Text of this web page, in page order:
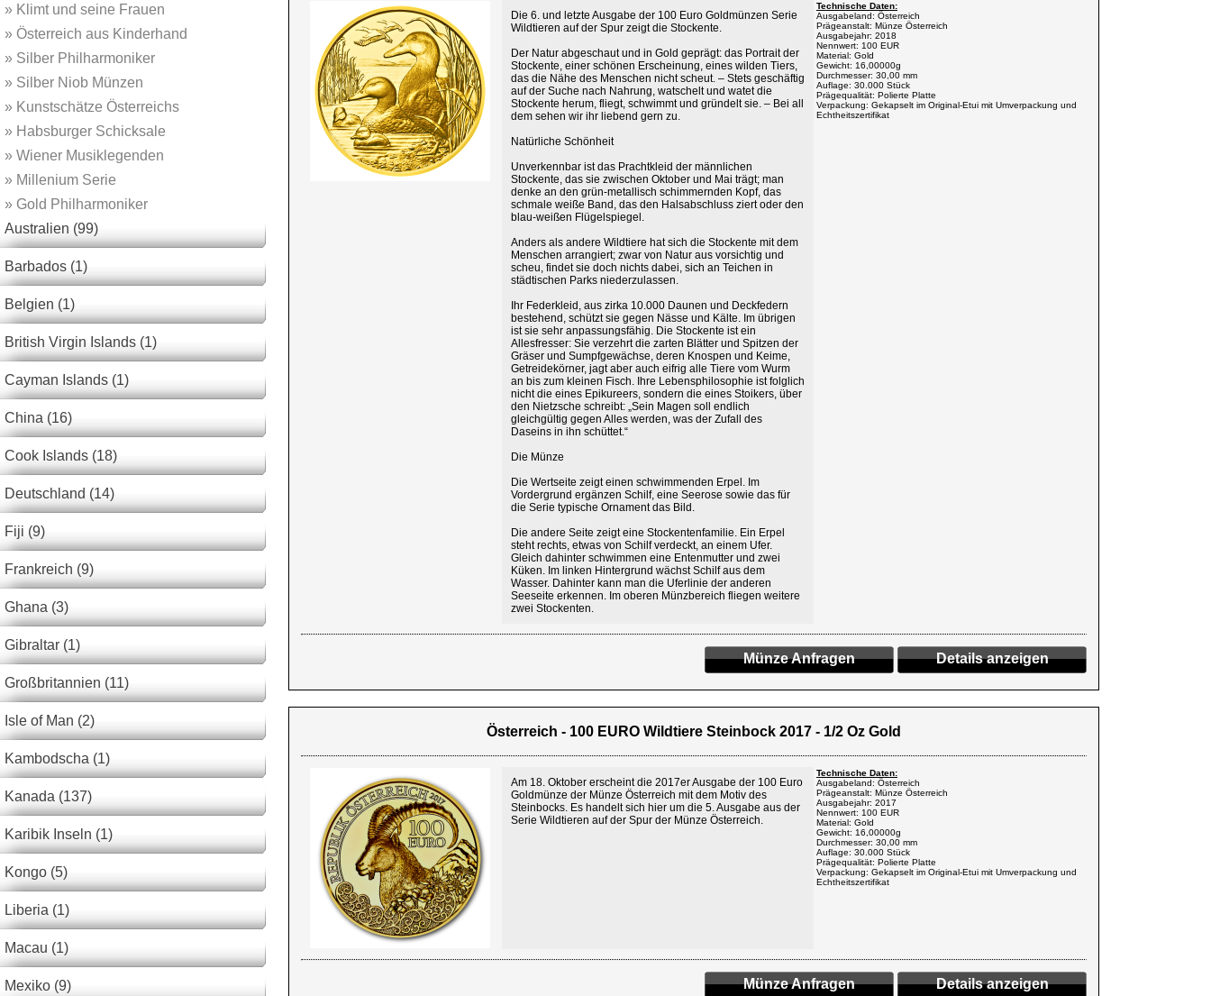
» Klimt und seine Frauen
» Österreich aus Kinderhand
» Silber Philharmoniker
» Silber Niob Münzen
» Kunstschätze Österreichs
» Habsburger Schicksale
» Wiener Musiklegenden
» Millenium Serie
» Gold Philharmoniker
Australien (99)
Barbados (1)
Belgien (1)
British Virgin Islands (1)
Cayman Islands (1)
China (16)
Cook Islands (18)
Deutschland (14)
Fiji (9)
Frankreich (9)
Ghana (3)
Gibraltar (1)
Großbritannien (11)
Isle of Man (2)
Kambodscha (1)
Kanada (137)
Karibik Inseln (1)
Kongo (5)
Liberia (1)
Macau (1)
Mexiko (9)
Die 6. und letzte Ausgabe der 100 Euro Goldmünzen Serie
Wildtieren auf der Spur zeigt die Stockente.
Der Natur abgeschaut und in Gold geprägt: das Portrait der
Stockente, einer schönen Erscheinung, eines wilden Tiers,
das die Nähe des Menschen nicht scheut. – Stets geschäftig
auf der Suche nach Nahrung, watschelt und watet die
Stockente herum, fliegt, schwimmt und gründelt sie. – Bei all
dem sehen wir ihr liebend gern zu.
Natürliche Schönheit
Unverkennbar ist das Prachtkleid der männlichen
Stockente, das sie zwischen Oktober und Mai trägt; man
denke an den grün-metallisch schimmernden Kopf, das
schmale weiße Band, das den Halsabschluss ziert oder den
blau-weißen Flügelspiegel.
Anders als andere Wildtiere hat sich die Stockente mit dem
Menschen arrangiert; zwar von Natur aus vorsichtig und
scheu, findet sie doch nichts dabei, sich an Teichen in
städtischen Parks niederzulassen.
Ihr Federkleid, aus zirka 10.000 Daunen und Deckfedern
bestehend, schützt sie gegen Nässe und Kälte. Im übrigen
ist sie sehr anpassungsfähig. Die Stockente ist ein
Allesfresser: Sie verzehrt die zarten Blätter und Spitzen der
Gräser und Sumpfgewächse, deren Knospen und Keime,
Getreidekörner, jagt aber auch eifrig alle Tiere vom Wurm
an bis zum kleinen Fisch. Ihre Lebensphilosophie ist folglich
nicht die eines Epikureers, sondern die eines Stoikers, über
den Nietzsche schreibt: „Sein Magen soll endlich
gleichgültig gegen Alles werden, was der Zufall des
Daseins in ihn schüttet.“
Die Münze
Die Wertseite zeigt einen schwimmenden Erpel. Im
Vordergrund ergänzen Schilf, eine Seerose sowie das für
die Serie typische Ornament das Bild.
Die andere Seite zeigt eine Stockentenfamilie. Ein Erpel
steht rechts, etwas von Schilf verdeckt, an einem Ufer.
Gleich dahinter schwimmen eine Entenmutter und zwei
Küken. Im linken Hintergrund wächst Schilf aus dem
Wasser. Dahinter kann man die Uferlinie der anderen
Seeseite erkennen. Im oberen Münzbereich fliegen weitere
zwei Stockenten.
Technische Daten:
Ausgabeland: Österreich
Prägeanstalt: Münze Österreich
Ausgabejahr: 2018
Nennwert: 100 EUR
Material: Gold
Gewicht: 16,00000g
Durchmesser: 30,00 mm
Auflage: 30.000 Stück
Prägequalität: Polierte Platte
Verpackung: Gekapselt im Original-Etui mit Umverpackung und
Echtheitszertifikat
Details anzeigen
Münze Anfragen
Österreich - 100 EURO Wildtiere Steinbock 2017 - 1/2 Oz Gold
Am 18. Oktober erscheint die 2017er Ausgabe der 100 Euro
Goldmünze der Münze Österreich mit dem Motiv des
Steinbocks. Es handelt sich hier um die 5. Ausgabe aus der
Serie Wildtieren auf der Spur der Münze Österreich.
Technische Daten:
Ausgabeland: Österreich
Prägeanstalt: Münze Österreich
Ausgabejahr: 2017
Nennwert: 100 EUR
Material: Gold
Gewicht: 16,00000g
Durchmesser: 30,00 mm
Auflage: 30.000 Stück
Prägequalität: Polierte Platte
Verpackung: Gekapselt im Original-Etui mit Umverpackung und
Echtheitszertifikat
Details anzeigen
Münze Anfragen